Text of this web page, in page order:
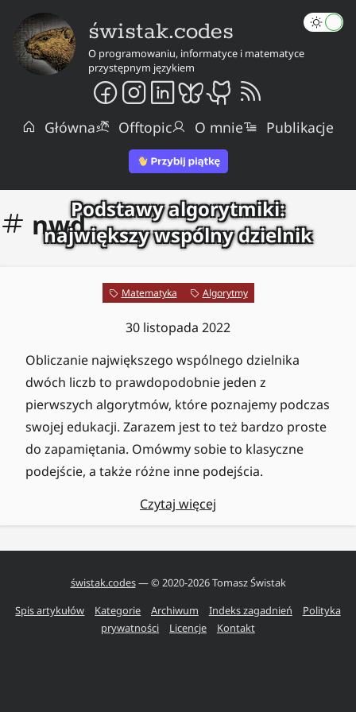
świstak.codes
O programowaniu, informatyce i matematyce
przystępnym językiem
Główna Offtopic O mnie Publikacje
nwdPodstawy algorytmiki:
największy wspólny dzielnik
Matematyka Algorytmy
30 listopada 2022
Obliczanie największego wspólnego dzielnika
dwóch liczb to prawdopodobnie jeden z
pierwszych algorytmów, które poznajemy podczas
swojej edukacji. Zarazem jest to też bardzo proste
do zapamiętania. Omówmy sobie to klasyczne
podejście, a także różne inne podejścia.
Czytaj więcej
świstak.codes— © 2020-2026Tomasz Świstak
Spis artykułów
Kategorie Archiwum Indeks zagadnień
Polityka
prywatności
Licencje Kontakt